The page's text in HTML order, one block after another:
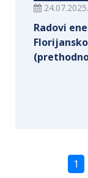
24.07.2025.
Radovi
1